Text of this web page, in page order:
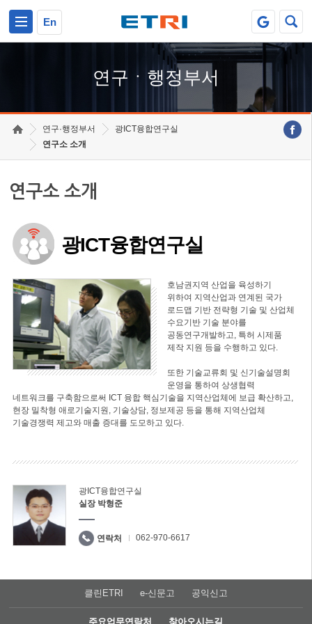
En
연구ㆍ행정부서
연구·행정부서
광ICT융합연구실
연구소 소개
연구소 소개
광ICT융합연구실
호남권지역 산업을 육성하기
위하여 지역산업과 연계된 국가
로드맵 기반 전략형 기술 및 산업체
수요기반 기술 분야를
공동연구개발하고, 특허 시제품
제작 지원 등을 수행하고 있다.
또한 기술교류회 및 신기술설명회
운영을 통하여 상생협력
네트워크를 구축함으로써 ICT 융합 핵심기술을 지역산업체에 보급 확산하고,
현장 밀착형 애로기술지원, 기술상담, 정보제공 등을 통해 지역산업체
기술경쟁력 제고와 매출 증대를 도모하고 있다.
광ICT융합연구실
실장 박형준
연락처 062-970-6617
클린ETRI e-신문고 공익신고
주요업무연락처 찾아오시는길